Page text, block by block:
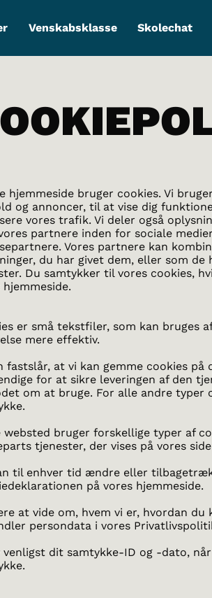
Venskabsklasse Skolechat
hjemmeside bruger cookies. Vi
og annoncer, til at vise dig
vores trafik. Vi deler også
partnere inden for sociale
Vores partnere kan
du har givet dem, eller som
Du samtykker til vores cookies,
hjemmeside.
er små tekstfiler, som kan bruges
mere effektiv.
fastslår, at vi kan gemme cookies på
for at sikre leveringen af den
om at bruge. For alle andre typer
websted bruger forskellige typer af
tjenester, der vises på vores
til enhver tid ændre eller
på vores hjemmeside.
at vide om, hvem vi er, hvordan
persondata i vores
venligst dit samtykke-ID og -dato,